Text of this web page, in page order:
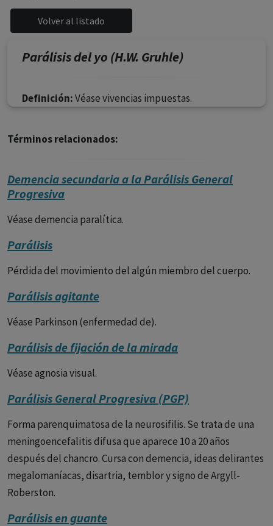
Parálisis del yo (H.W. Gruhle)
Definición:Véase vivencias impuestas.
Términos relacionados:
Demencia secundaria a la Parálisis General
Progresiva
Véase demencia paralítica.
Parálisis
Pérdida del movimiento del algún miembro del cuerpo.
Parálisis agitante
Véase Parkinson (enfermedad de).
Parálisis de fijación de la mirada
Véase agnosia visual.
Parálisis General Progresiva (PGP)
Forma parenquimatosa de la neurosifilis. Se trata de una
meningoencefalitis difusa que aparece 10 a 20 años
después del chancro. Cursa con demencia, ideas delirantes
megalomaníacas, disartria, temblor y signo de Argyll-
Roberston.
Parálisis en guante